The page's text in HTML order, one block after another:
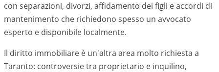
con separazioni, divorzi, affidamento dei figli e accordi di
mantenimento che richiedono spesso un avvocato
esperto e disponibile localmente.
Il diritto immobiliare è un'altra area molto richiesta a
Taranto: controversie tra proprietario e inquilino,